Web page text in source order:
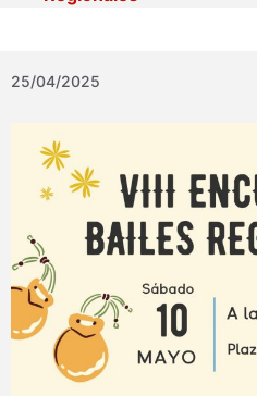
25/04/2025